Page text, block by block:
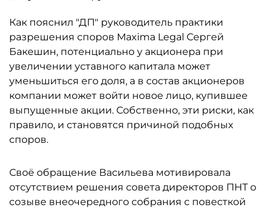
Как пояснил "ДП" руководитель практики
разрешения споров Maxima Legal Сергей
Бакешин, потенциально у акционера при
увеличении уставного капитала может
уменьшиться его доля, а в состав акционеров
компании может войти новое лицо, купившее
выпущенные акции. Собственно, эти риски, как
правило, и становятся причиной подобных
споров.
Своё обращение Васильева мотивировала
отсутствием решения совета директоров ПНТ о
созыве внеочередного собрания с повесткой